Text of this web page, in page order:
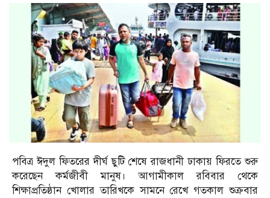
পবিত্র ঈদুল ফিতরের দীর্ঘ ছুটি শেষে রাজধানী ঢাকায় ফিরতে শুরু
করেছেন কর্মজীবী মানুষ। আগামীকাল রবিবার থেকে
শিক্ষাপ্রতিষ্ঠান খোলার তারিখকে সামনে রেখে গতকাল শুক্রবার